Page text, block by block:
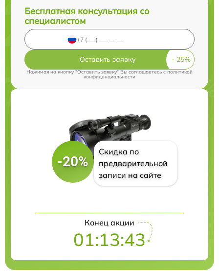
Бесплатная консультация со
специалистом
Оставить заявку
Нажимая на кнопку "Оставить заявку" Вы соглашаетесь cполитикой
конфиденциальности
-20%
Скидка по
предварительной
записи на сайте
Конец акции
01:13:42